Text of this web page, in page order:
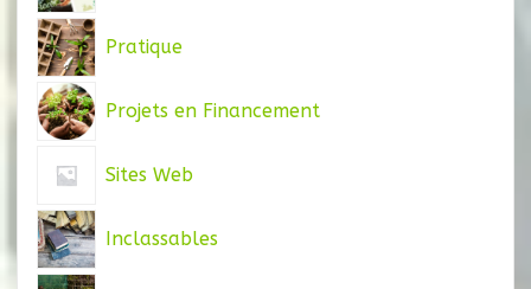
Pratique
Projets en Financement
Sites Web
Inclassables